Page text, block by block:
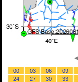
00 03 06 09
24
27 30 33